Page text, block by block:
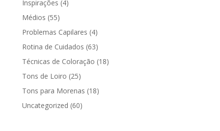
Inspirações (4)
Médios (55)
Problemas Capilares (4)
Rotina de Cuidados (63)
Técnicas de Coloração (18)
Tons de Loiro (25)
Tons para Morenas (18)
Uncategorized (60)